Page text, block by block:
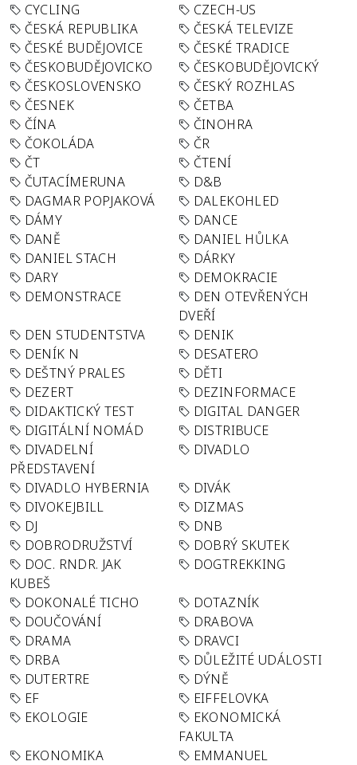
CYCLING
CZECH-US
ČESKÁ REPUBLIKA
ČESKÁ TELEVIZE
ČESKÉ BUDĚJOVICE
ČESKÉ TRADICE
ČESKOBUDĚJOVICKO
ČESKOBUDĚJOVICKÝ
ČESKOSLOVENSKO
ČESKÝ ROZHLAS
ČESNEK
ČETBA
ČÍNA
ČINOHRA
ČOKOLÁDA
ČR
ČT
ČTENÍ
ČUTACÍMERUNA
D&B
DAGMAR POPJAKOVÁ
DALEKOHLED
DÁMY
DANCE
DANĚ
DANIEL HŮLKA
DANIEL STACH
DÁRKY
DARY
DEMOKRACIE
DEMONSTRACE
DEN OTEVŘENÝCH
DVEŘÍ
DEN STUDENTSTVA
DENIK
DENÍK N
DESATERO
DEŠTNÝ PRALES
DĚTI
DEZERT
DEZINFORMACE
DIDAKTICKÝ TEST
DIGITAL DANGER
DIGITÁLNÍ NOMÁD
DISTRIBUCE
DIVADELNÍ
PŘEDSTAVENÍ
DIVADLO
DIVADLO HYBERNIA
DIVÁK
DIVOKEJBILL
DIZMAS
DJ
DNB
DOBRODRUŽSTVÍ
DOBRÝ SKUTEK
DOC. RNDR. JAK
KUBEŠ
DOGTREKKING
DOKONALÉ TICHO
DOTAZNÍK
DOUČOVÁNÍ
DRABOVA
DRAMA
DRAVCI
DRBA
DŮLEŽITÉ UDÁLOSTI
DUTERTRE
DÝNĚ
EF
EIFFELOVKA
EKOLOGIE
EKONOMICKÁ
FAKULTA
EKONOMIKA
EMMANUEL